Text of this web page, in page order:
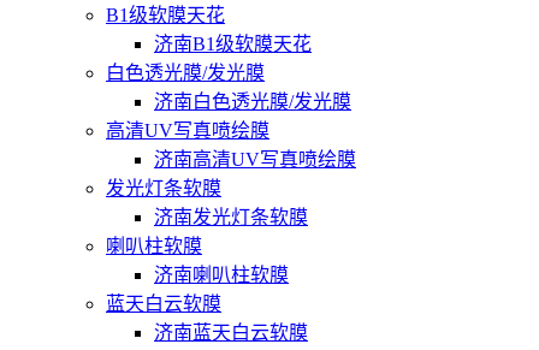
B1级软膜天花
济南B1级软膜天花
白色透光膜/发光膜
济南白色透光膜/发光膜
高清UV写真喷绘膜
济南高清UV写真喷绘膜
发光灯条软膜
济南发光灯条软膜
喇叭柱软膜
济南喇叭柱软膜
蓝天白云软膜
济南蓝天白云软膜